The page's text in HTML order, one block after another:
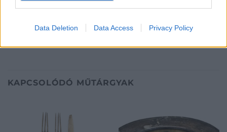
Data Deletion Data Access Privacy Policy
KAPCSOLÓDÓ MŰTÁRGYAK